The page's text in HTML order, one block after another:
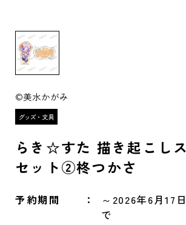
©美水かがみ
らき☆すた 描き起こし
セット②柊つかさ
予約期間
～2026年6月17
で